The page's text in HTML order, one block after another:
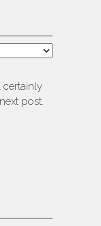
certainly
post.